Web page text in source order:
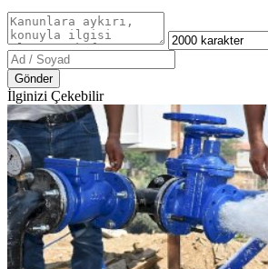
Gönder
İlginizi Çekebilir